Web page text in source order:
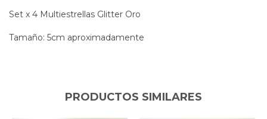
Set x 4 Multiestrellas Glitter Oro
Tamaño: 5cm aproximadamente
PRODUCTOS SIMILARES